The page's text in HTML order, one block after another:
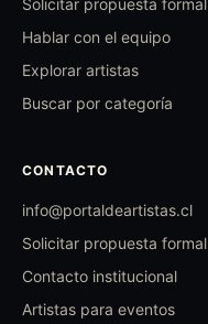
Hablar con el equipo
Explorar artistas
Buscar por categoría
CONTACTO
info@portaldeartistas.cl
Solicitar propuesta formal
Contacto institucional
Artistas para eventos